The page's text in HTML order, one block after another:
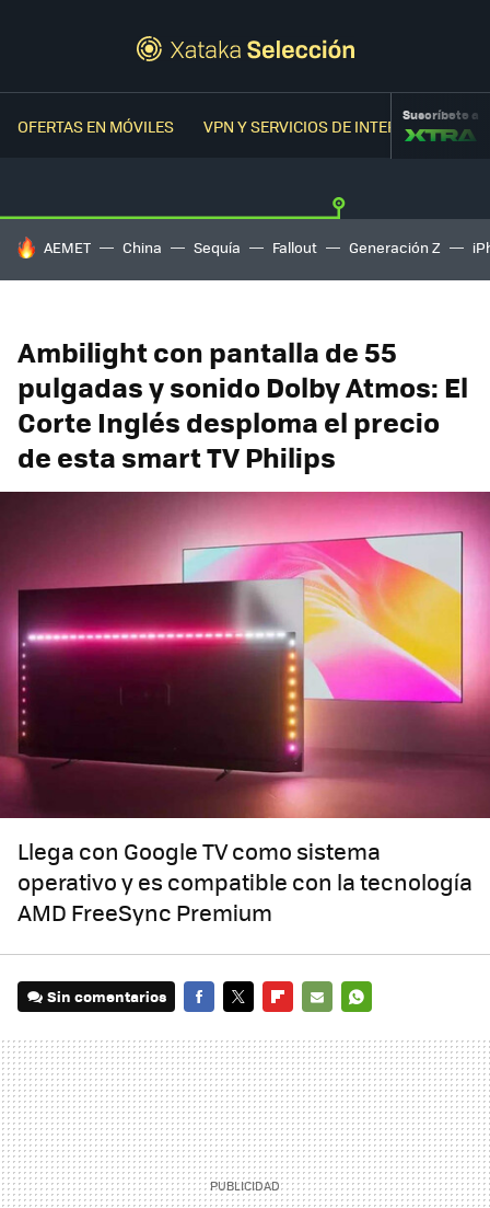
OFERTAS EN MÓVILES VPN Y SERVICIOS DE INTERNETSuscríbete a
HOY SE HABLA DE
AEMET China Sequía Fallout Generación Z
Ambilight con pantalla de 55
pulgadas y sonido Dolby Atmos: El
Corte Inglés desploma el precio
de esta smart TV Philips
Llega con Google TV como sistema
operativo y es compatible con la tecnología
AMD FreeSync Premium
Sin comentarios
MAIL